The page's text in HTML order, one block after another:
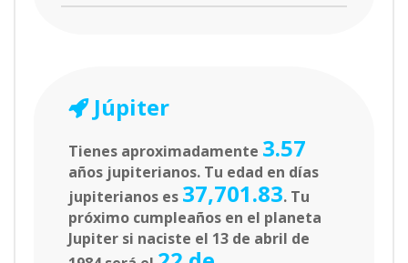
Júpiter
Tienes aproximadamente 3.57
años jupiterianos. Tu edad en días
jupiterianos es 37,701.83. Tu
próximo cumpleaños en el planeta
Jupiter si naciste el 13 de abril de